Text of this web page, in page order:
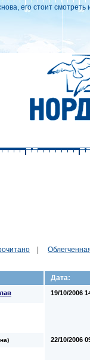
его стоит смотреть
Дата:
19/10/2006
22/10/2006